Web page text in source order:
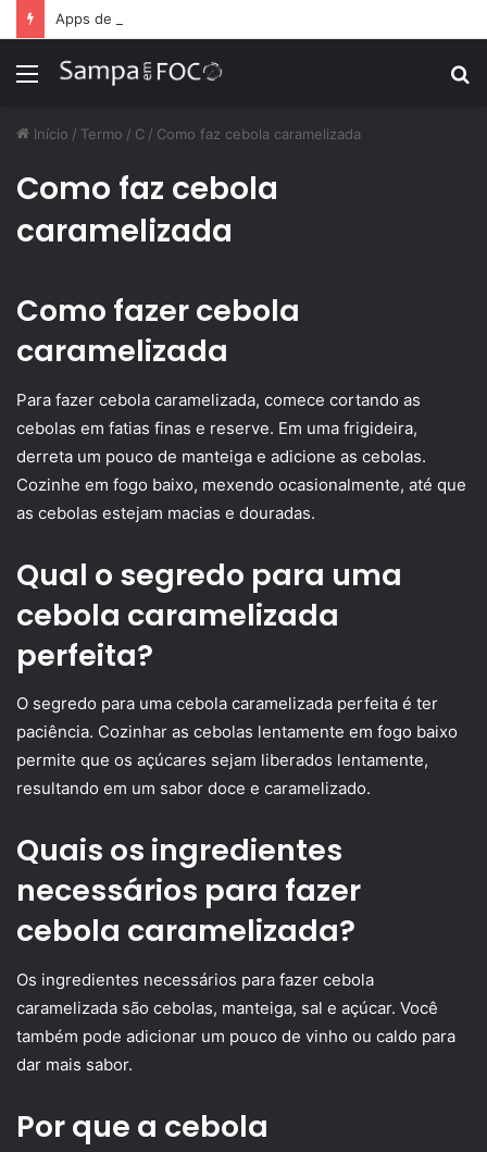
Menu
Início / Termo / C / Como faz cebola caramelizada
Como faz cebola
caramelizada
Como fazer cebola
caramelizada
Para fazer cebola caramelizada, comece cortando as
cebolas em fatias finas e reserve. Em uma frigideira,
derreta um pouco de manteiga e adicione as cebolas.
Cozinhe em fogo baixo, mexendo ocasionalmente, até que
as cebolas estejam macias e douradas.
Qual o segredo para uma
cebola caramelizada
perfeita?
O segredo para uma cebola caramelizada perfeita é ter
paciência. Cozinhar as cebolas lentamente em fogo baixo
permite que os açúcares sejam liberados lentamente,
resultando em um sabor doce e caramelizado.
Quais os ingredientes
necessários para fazer
cebola caramelizada?
Os ingredientes necessários para fazer cebola
caramelizada são cebolas, manteiga, sal e açúcar. Você
também pode adicionar um pouco de vinho ou caldo para
dar mais sabor.
Por que a cebola